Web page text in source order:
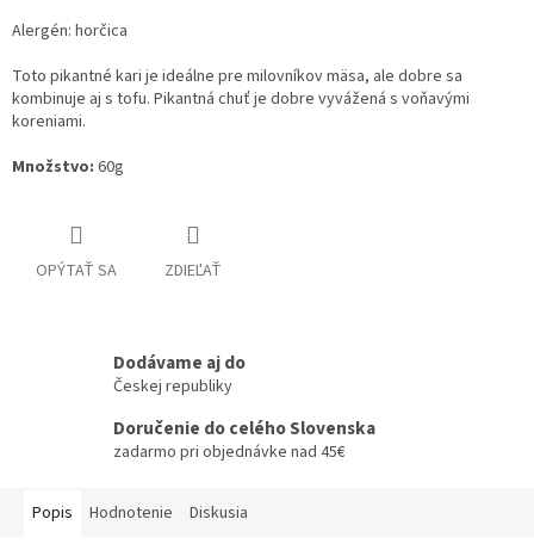
Alergén: horčica
Toto pikantné kari je ideálne pre milovníkov mäsa, ale dobre sa
kombinuje aj s tofu. Pikantná chuť je dobre vyvážená s voňavými
koreniami.
Množstvo: 60g
OPÝTAŤ SA ZDIEĽAŤ
Dodávame aj do
Českej republiky
Doručenie do celého Slovenska
zadarmo pri objednávke nad 45€
Popis Hodnotenie Diskusia